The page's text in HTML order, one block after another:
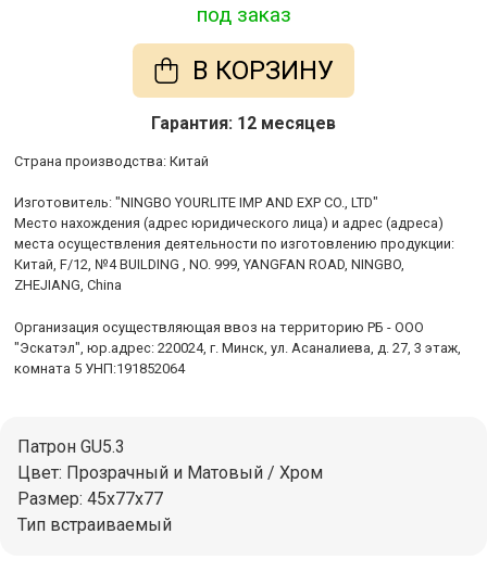
под заказ
В КОРЗИНУ
Гарантия: 12 месяцев
Cтрана производства: Китай
Изготовитель: "NINGBO YOURLITE IMP AND EXP CO., LTD"
Место нахождения (адрес юридического лица) и адрес (адреса)
места осуществления деятельности по изготовлению продукции:
Китай, F/12, №4 BUILDING , NO. 999, YANGFAN ROAD, NINGBO,
ZHEJIANG, China
Организация осуществляющая ввоз на территорию РБ - ООО
"Эскатэл", юр.адрес: 220024, г. Минск, ул. Асаналиева, д. 27, 3 этаж,
комната 5 УНП:191852064
Патрон GU5.3
Цвет: Прозрачный и Матовый / Хром
Размер: 45x77x77
Тип встраиваемый